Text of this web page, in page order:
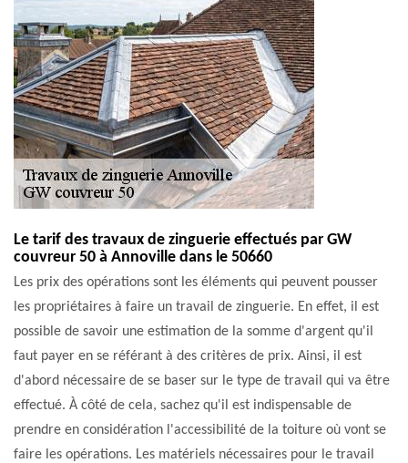
Le tarif des travaux de zinguerie effectués par GW
couvreur 50 à Annoville dans le 50660
Les prix des opérations sont les éléments qui peuvent pousser
les propriétaires à faire un travail de zinguerie. En effet, il est
possible de savoir une estimation de la somme d'argent qu'il
faut payer en se référant à des critères de prix. Ainsi, il est
d'abord nécessaire de se baser sur le type de travail qui va être
effectué. À côté de cela, sachez qu'il est indispensable de
prendre en considération l'accessibilité de la toiture où vont se
faire les opérations. Les matériels nécessaires pour le travail